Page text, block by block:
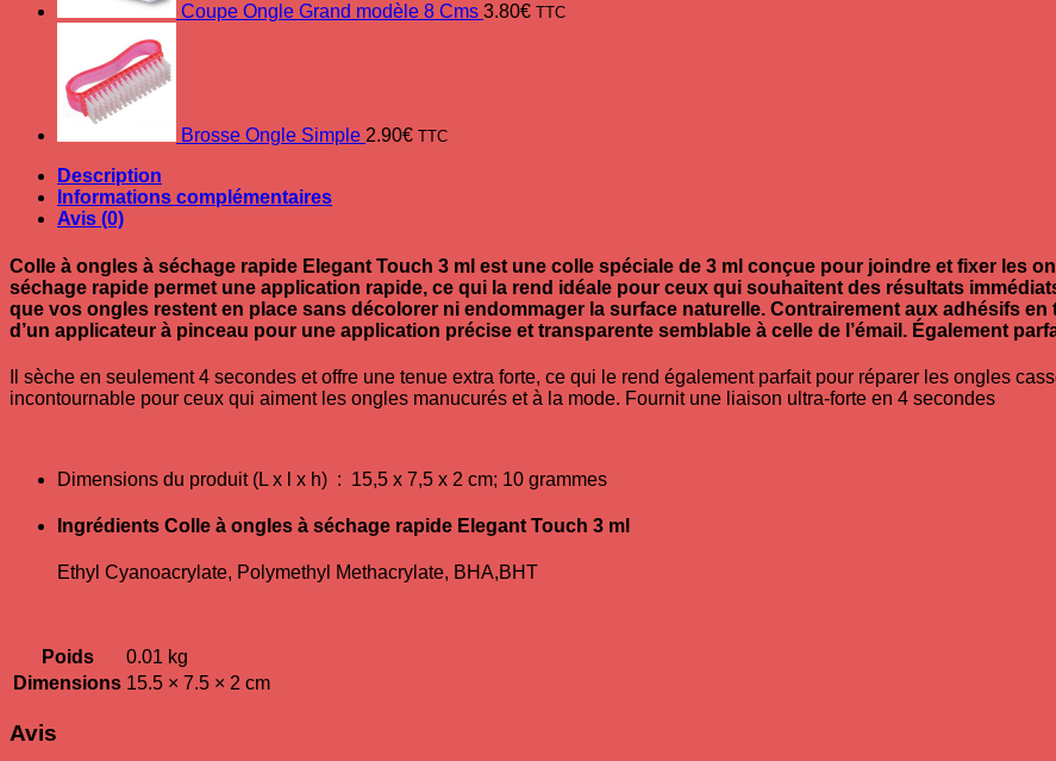
Coupe Ongle Grand modèle 8 Cms 3.80€ TTC
Brosse Ongle Simple 2.90€ TTC
Description
Informations complémentaires
Avis (0)
Colle à ongles à séchage rapide Elegant Touch 3 ml est une colle spéciale de 3 ml conçue pour joindre et fixer les
séchage rapide permet une application rapide, ce qui la rend idéale pour ceux qui souhaitent des résultats
que vos ongles restent en place sans décolorer ni endommager la surface naturelle. Contrairement aux adhésifs
d’un applicateur à pinceau pour une application précise et transparente semblable à celle de l’émail. Également
Il sèche en seulement 4 secondes et offre une tenue extra forte, ce qui le rend également parfait pour réparer les ongles
incontournable pour ceux qui aiment les ongles manucurés et à la mode. Fournit une liaison ultra-forte en 4 secondes
Dimensions du produit (L x l x h) ‏ : ‎ 15,5 x 7,5 x 2 cm; 10 grammes
Ingrédients Colle à ongles à séchage rapide Elegant Touch 3 ml
Ethyl Cyanoacrylate, Polymethyl Methacrylate, BHA,BHT
Poids
0.01 kg
Dimensions 15.5 × 7.5 × 2 cm
Avis